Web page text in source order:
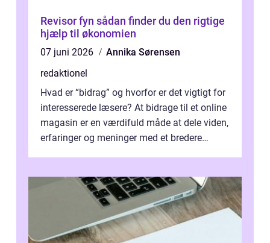
Revisor fyn sådan finder du den rigtige
hjælp til økonomien
07 juni 2026
Annika Sørensen
redaktionel
Hvad er “bidrag” og hvorfor er det vigtigt for
interesserede læsere? At bidrage til et online
magasin er en værdifuld måde at dele viden,
erfaringer og meninger med et bredere